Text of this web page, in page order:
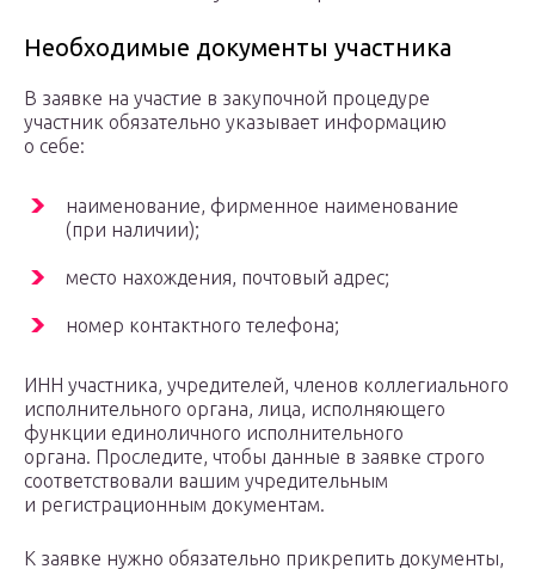
Необходимые документы участника
В заявке на участие в закупочной процедуре
участник обязательно указывает информацию
о себе:
наименование, фирменное наименование
(при наличии);
место нахождения, почтовый адрес;
номер контактного телефона;
ИНН участника, учредителей, членов коллегиального
исполнительного органа, лица, исполняющего
функции единоличного исполнительного
органа. Проследите, чтобы данные в заявке строго
соответствовали вашим учредительным
и регистрационным документам.
К заявке нужно обязательно прикрепить документы,